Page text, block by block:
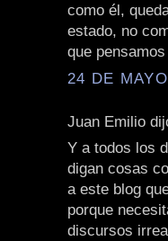
como él,
estado, no
que
24 DE
Juan Emilio
Y a todos los
digan cosas
a este blog
porque
discursos